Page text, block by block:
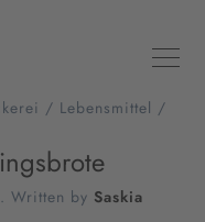
/ Lebensmittel /
. Written by Saskia